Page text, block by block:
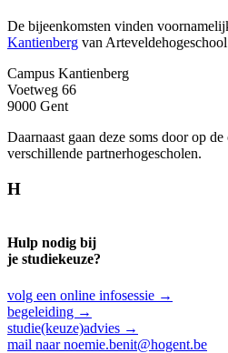
De bijeenkomsten vinden
Kantienberg van
Campus Kantienberg
Voetweg 66
9000 Gent
Daarnaast gaan deze soms door op
verschillende partnerhogescholen.
H
Hulp nodig bij
je studiekeuze?
volg een online infosessie →
begeleiding →
studie(keuze)advies →
mail naar noemie.benit@hogent.be